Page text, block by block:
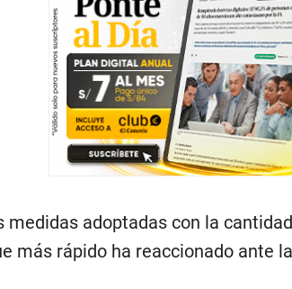
adoptadas con la
más rápido ha reaccionado ante